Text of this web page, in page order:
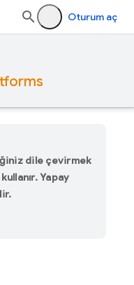
Oturum aç
dile çevirmek
Yapay